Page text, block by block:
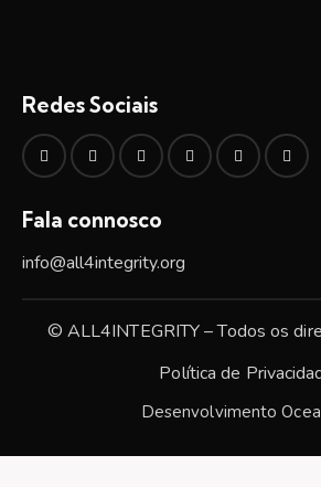
Redes Sociais
Fala connosco
info@all4integrity.org
© ALL4INTEGRITY – Todos os
Política de
Desenvolvimento